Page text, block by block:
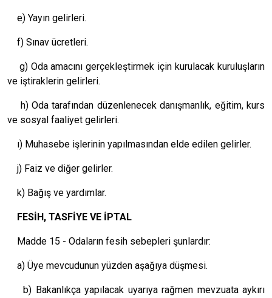
e) Yayın gelirleri.
f) Sınav ücretleri.
g) Oda amacını gerçekleştirmek için kurulacak kuruluşların
ve iştiraklerin gelirleri.
h) Oda tarafından düzenlenecek danışmanlık, eğitim, kurs
ve sosyal faaliyet gelirleri.
ı) Muhasebe işlerinin yapılmasından elde edilen gelirler.
j) Faiz ve diğer gelirler.
k) Bağış ve yardımlar.
FESİH, TASFİYE VE İPTAL
Madde 15 - Odaların fesih sebepleri şunlardır:
a) Üye mevcudunun yüzden aşağıya düşmesi.
b) Bakanlıkça yapılacak uyarıya rağmen mevzuata aykırı